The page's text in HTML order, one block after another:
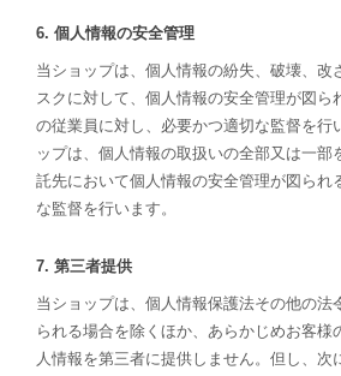
6. 個人情報の安全管理
当ショップは、個人情報の紛失、破壊、改
スクに対して、個人情報の安全管理が図ら
の従業員に対し、必要かつ適切な監督を行
ップは、個人情報の取扱いの全部又は一部
託先において個人情報の安全管理が図られ
な監督を行います。
7. 第三者提供
当ショップは、個人情報保護法その他の法
られる場合を除くほか、あらかじめお客様
人情報を第三者に提供しません。但し、次